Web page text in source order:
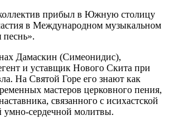
прибыл в Южную столицу
в Международном музыкальном
песнь».
Дамаскин (Симеонидис),
и уставщик Нового Скита при
На Святой Горе его знают как
мастеров церковного пения,
связанного с исихастской
умно-сердечной молитвы.